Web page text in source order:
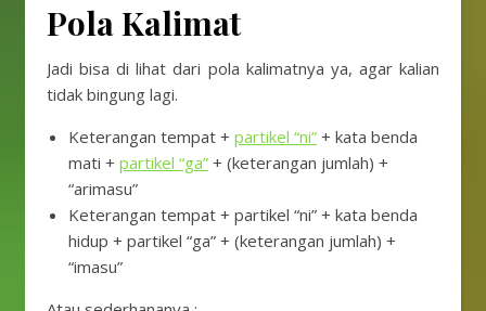
Pola Kalimat
Jadi bisa di lihat dari pola kalimatnya ya, agar kalian
tidak bingung lagi.
Keterangan tempat + partikel “ni” + kata benda
mati + partikel “ga” + (keterangan jumlah) +
“arimasu”
Keterangan tempat + partikel “ni” + kata benda
hidup + partikel “ga” + (keterangan jumlah) +
“imasu”